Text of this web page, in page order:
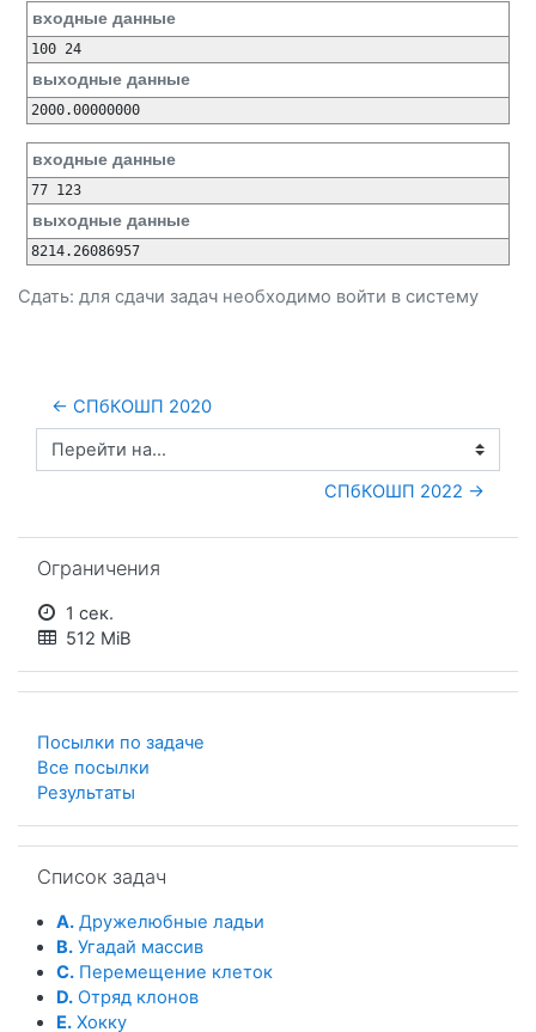
входные данные
100 24
выходные данные
2000.00000000
входные данные
77 123
выходные данные
8214.26086957
Сдать: для сдачи задач необходимо войти в систему
← СПбКОШП 2020
Перейти на...
СПбКОШП 2022 →
Ограничения
1 сек.
512 MiB
Посылки по задаче
Все посылки
Результаты
Список задач
A. Дружелюбные ладьи
B. Угадай массив
C. Перемещение клеток
D. Отряд клонов
E. Хокку